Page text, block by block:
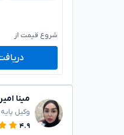
شروع قیمت از
مینا
وکیل
۴.۹